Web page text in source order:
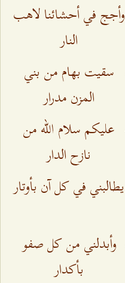
وأجج في أحشائنا لاهب
النار
سقيت بهام من بني
المزن مدرار
عليكم سلام الله من
نازح الدار
يطالبني في كل آن بأوتار
وأبدلني من كل صفو
بأكدار